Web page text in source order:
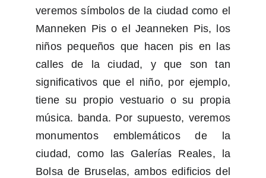
veremos símbolos de la ciudad como el
Manneken Pis o el Jeanneken Pis, los
niños pequeños que hacen pis en las
calles de la ciudad, y que son tan
significativos que el niño, por ejemplo,
tiene su propio vestuario o su propia
música. banda. Por supuesto, veremos
monumentos emblemáticos de la
ciudad, como las Galerías Reales, la
Bolsa de Bruselas, ambos edificios del